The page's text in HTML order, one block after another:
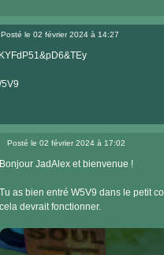
Posté le 02 février 2024 à 14:27
Posté le 02 février 2024 à 17:02
Bonjour JadAlex et bienvenue !
Tu as bien entré W5V9 dans le petit
cela devrait fonctionner.